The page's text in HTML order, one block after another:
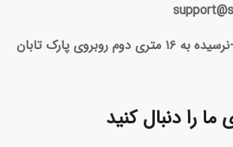
بزرگراه رسالت -نرسیده به ۱۶ متری دوم روبروی پارک تابان
را دنبال کنید